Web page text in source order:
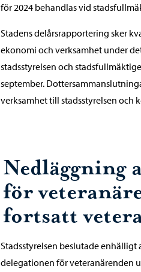
för 2024 behandlas vid
Stadens delårsrapportering sker
ekonomi och verksamhet under
stadsstyrelsen och
september.
verksamhet till stadsstyrelsen och
Nedläggning
för
fortsatt
Stadsstyrelsen beslutade
delegationen för veteranärenden